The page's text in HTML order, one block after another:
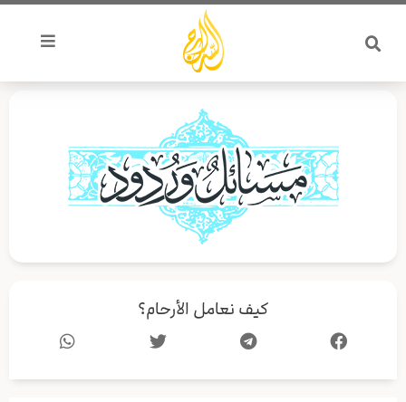
تخطي
المحتوى
كيف نعامل الأرحام؟